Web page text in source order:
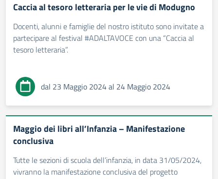
Caccia al tesoro letteraria per le vie di Modugno
Docenti, alunni e famiglie del nostro istituto sono invitate a
partecipare al festival #ADALTAVOCE con una “Caccia al
tesoro letteraria”.
dal 23 Maggio 2024 al 24 Maggio 2024
Maggio dei libri all’Infanzia – Manifestazione
conclusiva
Tutte le sezioni di scuola dell’infanzia, in data 31/05/2024,
vivranno la manifestazione conclusiva del progetto